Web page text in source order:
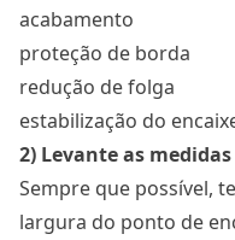
acabamento
proteção de borda
redução de folga
estabilização do
2) Levante as
Sempre que possível,
largura do ponto de